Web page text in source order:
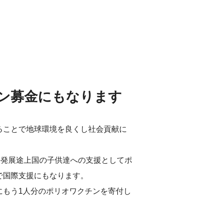
募金にもなります
とで地球環境を良くし社会貢献に
展途上国の子供達への支援としてポ
際支援にもなります。
う1人分のポリオワクチンを寄付し